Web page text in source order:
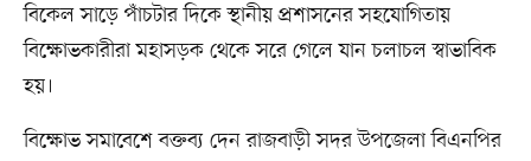
বিকেল সাড়ে পাঁচটার দিকে স্থানীয় প্রশাসনের সহযোগিতায়
বিক্ষোভকারীরা মহাসড়ক থেকে সরে গেলে যান চলাচল স্বাভাবিক
হয়।
বিক্ষোভ সমাবেশে বক্তব্য দেন রাজবাড়ী সদর উপজেলা বিএনপির